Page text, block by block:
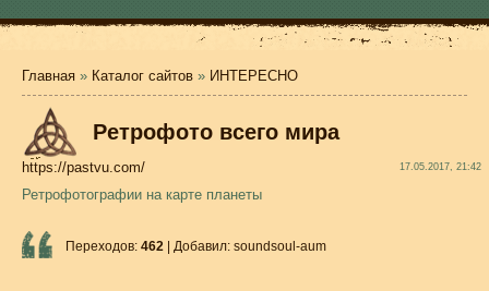
Главная » Каталог сайтов » ИНТЕРЕСНО
Ретрофото всего мира
https://pastvu.com/ 17.05.2017, 21:42
Ретрофотографии на карте планеты
Переходов: 462 Добавил: soundsoul-aum